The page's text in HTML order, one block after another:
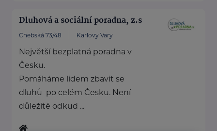
Dluhová a sociální poradna, z.s
Chebská 73/48 Karlovy Vary
Největší bezplatná poradna v
Česku.
Pomáháme lidem zbavit se
dluhů po celém Česku. Není
důležité odkud ...